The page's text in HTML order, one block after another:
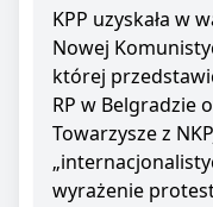
KPP uzyskała w
Nowej
której
RP w Belgradzie
Towarzysze z
wyrażenie